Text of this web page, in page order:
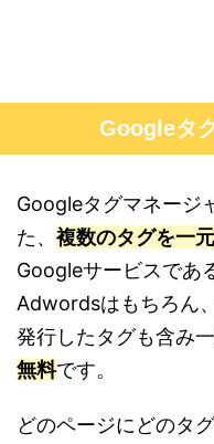
Googleタ
Googleタグマネージ
た、 複数のタグを一
Googleサービスであ
Adwordsはもちろん
発行したタグも含み
無料です。
どのページにどのタ